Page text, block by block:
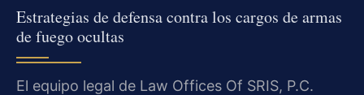
Estrategias de defensa contra los cargos de armas
de fuego ocultas
El equipo legal de Law Offices Of SRIS, P.C.